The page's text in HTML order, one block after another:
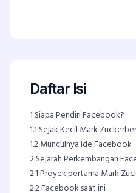
Daftar Isi
1 Siapa Pendiri Facebook?
1.1 Sejak Kecil Mark
1.2Munculnya Ide Facebook
2Sejarah Perkembangan
2.1Proyek pertama Mark
2.2Facebook saat ini